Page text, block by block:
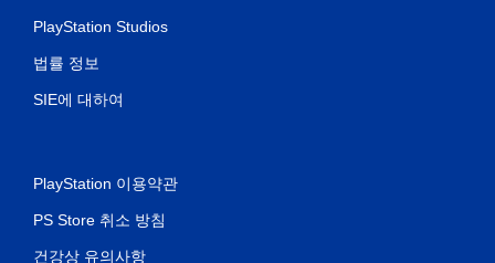
PlayStation Studios
법률 정보
SIE에 대하여
PlayStation 이용약관
PS Store 취소 방침
건강상 유의사항